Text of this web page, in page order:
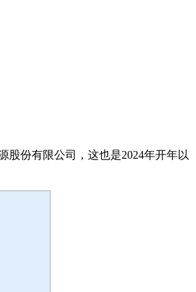
股份有限公司，这也是2024年开年以